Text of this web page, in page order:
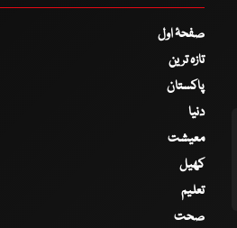
صفحۂ اول
تازہ ترین
پاکستان
دنیا
معیشت
کھیل
تعلیم
صحت